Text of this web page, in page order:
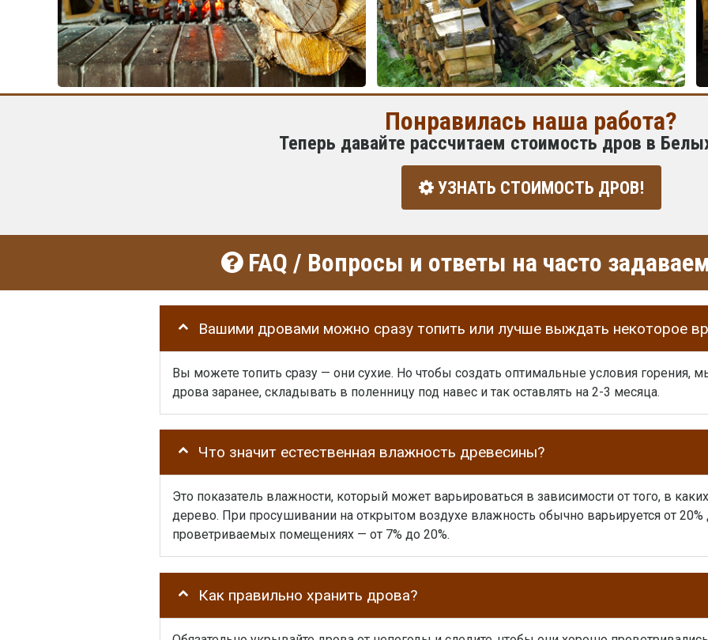
Понравилась наша работа?
Теперь давайте рассчитаем стоимость дров в
УЗНАТЬ СТОИМОСТЬ ДРОВ!
FAQ / Вопросы и ответы на часто
Вашими дровами можно сразу топить или лучше выждать некоторое
Вы можете топить сразу — они сухие. Но чтобы создать оптимальные условия горения,
дрова заранее, складывать в поленницу под навес и так оставлять на 2-3 месяца.
Что значит естественная влажность древесины?
Это показатель влажности, который может варьироваться в зависимости от того, в
дерево. При просушивании на открытом воздухе влажность обычно варьируется от 20%
проветриваемых помещениях — от 7% до 20%.
Как правильно хранить дрова?